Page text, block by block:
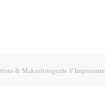
& Makrofotografie // Impressum